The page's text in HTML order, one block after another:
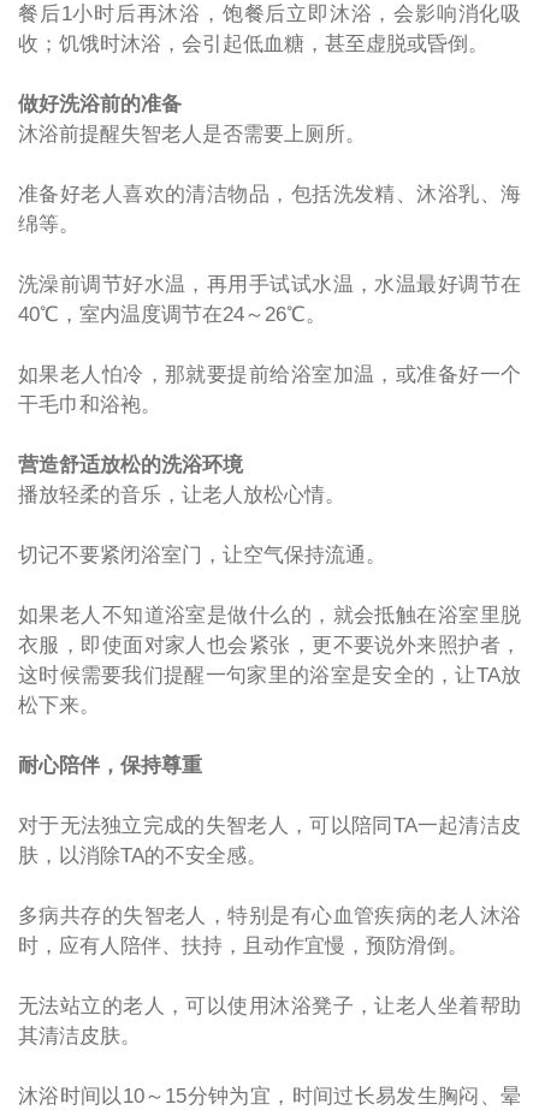
餐后1小时后再沐浴，饱餐后立即沐浴，会影响消化吸
收；饥饿时沐浴，会引起低血糖，甚至虚脱或昏倒。
做好洗浴前的准备
沐浴前提醒失智老人是否需要上厕所。
准备好老人喜欢的清洁物品，包括洗发精、沐浴乳、海
绵等。
洗澡前调节好水温，再用手试试水温，水温最好调节在
40℃ ，室内温度调节在24～ 26℃。
如果老人怕冷，那就要提前给浴室加温，或准备好一个
干毛巾和浴袍。
营造舒适放松的洗浴环境
播放轻柔的音乐，让老人放松心情。
切记不要紧闭浴室门，让空气保持流通。
如果老人不知道浴室是做什么的，就会抵触在浴室里脱
衣服，即使面对家人也会紧张，更不要说外来照护者，
这时候需要我们提醒一句家里的浴室是安全的，让TA放
松下来。
耐心陪伴，保持尊重
对于无法独立完成的失智老人，可以陪同 TA一起清洁皮
肤，以消除TA的不安全感。
多病共存的失智老人，特别是有心血管疾病的老人沐浴
时，应有人陪伴、扶持，且动作宜慢，预防滑倒。
无法站立的老人，可以使用沐浴凳子，让老人坐着帮助
其清洁皮肤。
沐浴时间以 10～ 15分钟为宜，时间过长易发生胸闷、晕